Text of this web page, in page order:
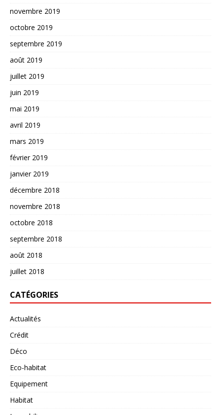
novembre 2019
octobre 2019
septembre 2019
août 2019
juillet 2019
juin 2019
mai 2019
avril 2019
mars 2019
février 2019
janvier 2019
décembre 2018
novembre 2018
octobre 2018
septembre 2018
août 2018
juillet 2018
CATÉGORIES
Actualités
Crédit
Déco
Eco-habitat
Equipement
Habitat